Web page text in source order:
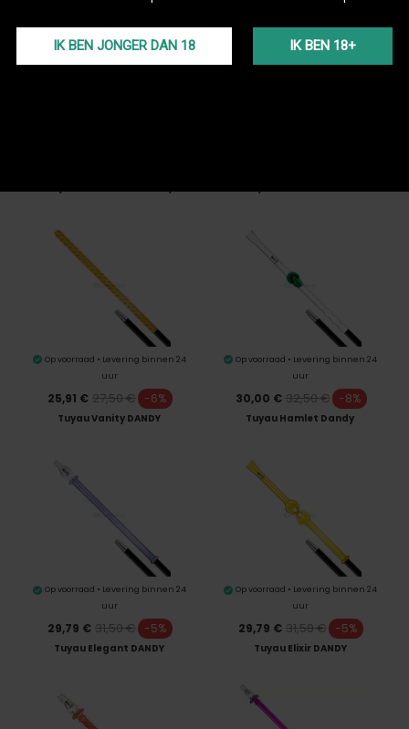
IK BEN JONGER DAN 18 IK BEN 18+
Op voorraad • Levering binnen 24
uur
25,91 € 27,50 € -6%
Tuyau Vanity DANDY
Op voorraad • Levering binnen 24
uur
30,00 € 32,50 € -8%
Tuyau Hamlet Dandy
Op voorraad • Levering binnen 24
uur
29,79 € 31,50 € -5%
Tuyau Elegant DANDY
Op voorraad • Levering binnen 24
uur
29,79 € 31,50 € -5%
Tuyau Elixir DANDY